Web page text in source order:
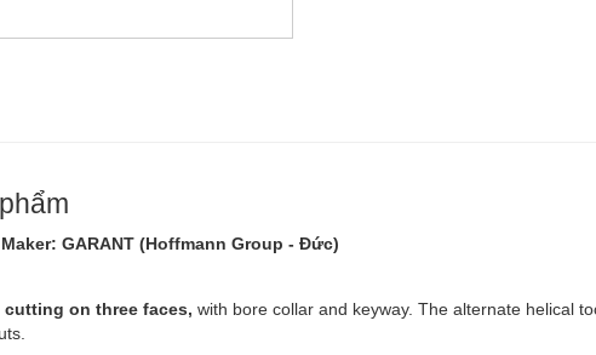
GARANT (Hoffmann Group - Đức)
on three faces, with bore collar and keyway. The alternate helical